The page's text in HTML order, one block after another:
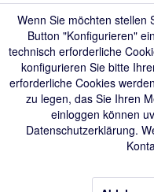
Wenn Sie möchten stellen
Button "Konfigurieren"
technisch erforderliche
konfigurieren Sie bitte
erforderliche Cookies
zu legen, das Sie Ihren
einloggen können
Datenschutzerklärung.